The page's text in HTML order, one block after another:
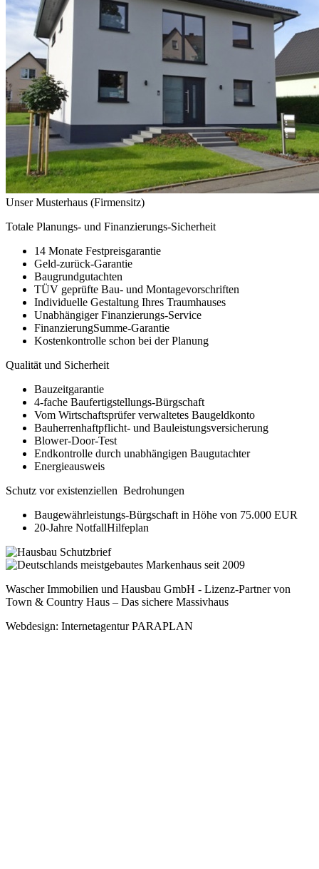
Unser Musterhaus (Firmensitz)
Totale Planungs- und Finanzierungs-Sicherheit
14 Monate Festpreisgarantie
Geld-zurück-Garantie
Baugrundgutachten
TÜV geprüfte Bau- und Montagevorschriften
Individuelle Gestaltung Ihres Traumhauses
Unabhängiger Finanzierungs-Service
FinanzierungSumme-Garantie
Kostenkontrolle schon bei der Planung
Qualität und Sicherheit
Bauzeitgarantie
4-fache Baufertigstellungs-Bürgschaft
Vom Wirtschaftsprüfer verwaltetes Baugeldkonto
Bauherrenhaftpflicht- und Bauleistungsversicherung
Blower-Door-Test
Endkontrolle durch unabhängigen Baugutachter
Energieausweis
Schutz vor existenziellen Bedrohungen
Baugewährleistungs-Bürgschaft in Höhe von 75.000 EUR
20-Jahre NotfallHilfeplan
Wascher Immobilien und Hausbau GmbH - Lizenz-Partner von
Town & Country Haus – Das sichere Massivhaus
Webdesign: Internetagentur PARAPLAN